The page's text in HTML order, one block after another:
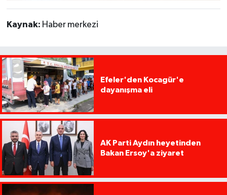
Kaynak: Haber merkezi
Efeler'den Kocagür'e
dayanışma eli
AK Parti Aydın heyetinden
Bakan Ersoy'a ziyaret